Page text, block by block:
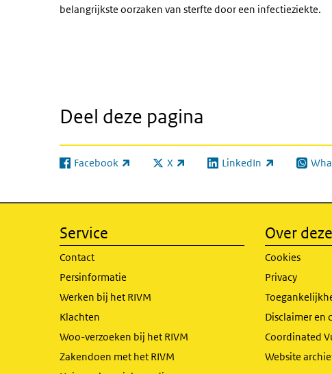
belangrijkste oorzaken van sterfte door een infectieziekte.
Deel deze pagina
Facebook
(externe link) X
(externe link) LinkedIn
(externe link)
Service
Contact
Persinformatie
Werken bij het RIVM
Klachten
Woo-verzoeken bij het RIVM
Zakendoen met het RIVM
Over
Cookies
Privacy
Disclaimer en
Coordinated
Website